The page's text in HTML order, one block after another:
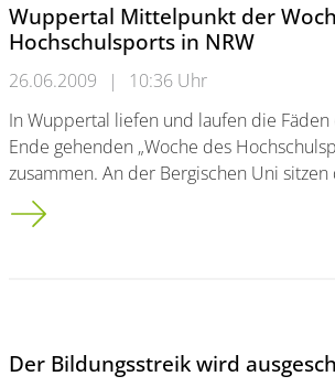
Wuppertal Mittelpunkt der
Hochschulsports in NRW
26.06.2009 |
10:36 Uhr
In Wuppertal liefen und laufen die Fäden
Ende gehenden „Woche des
zusammen. An der Bergischen Uni
Wuppertal Mittelpunkt der Woche des
Der Bildungsstreik wird